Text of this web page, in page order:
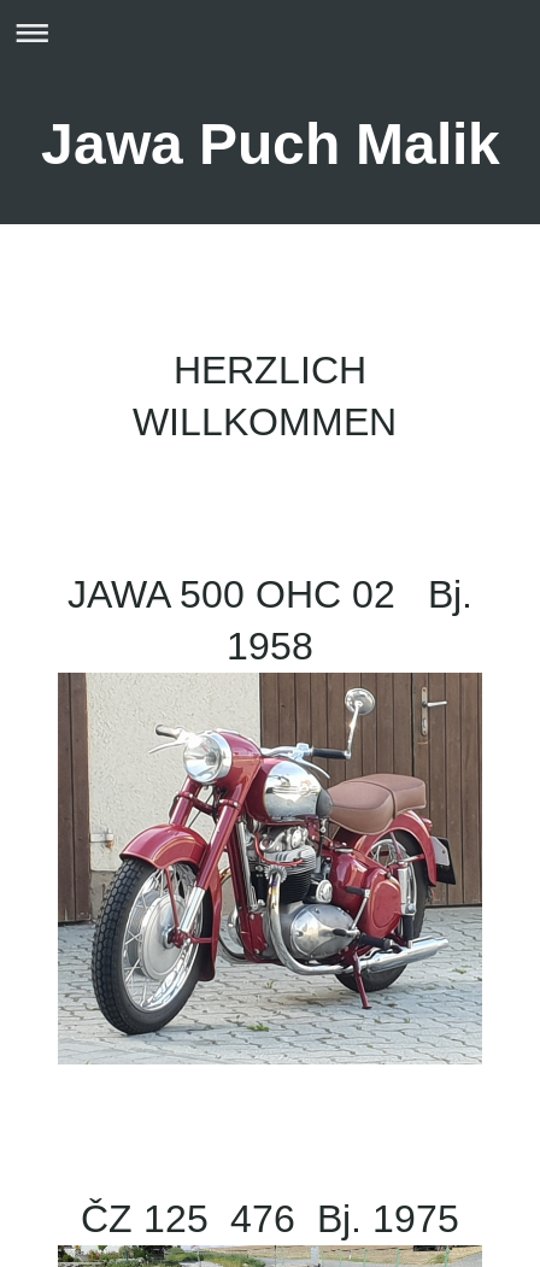
Jawa Puch Malik
HERZLICH
WILLKOMMEN
JAWA 500 OHC 02 Bj.
1958
ČZ 125 476 Bj. 1975